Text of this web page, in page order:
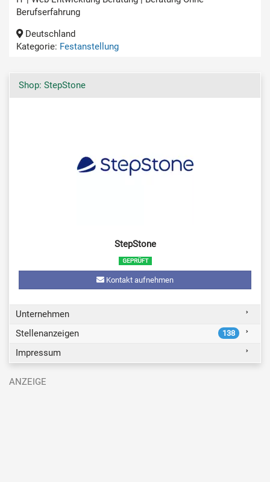
Berufserfahrung
Deutschland
Kategorie: Festanstellung
Shop: StepStone
StepStone
Kontakt aufnehmen
Unternehmen
Stellenanzeigen
138
Impressum